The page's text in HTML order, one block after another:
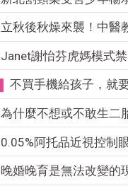
立秋後秋燥來襲！中醫
Janet謝怡芬虎媽模式
不買手機給孩子，就
為什麼不想或不敢生二
0.05%阿托品近視控制
晚婚晚育是無法改變的